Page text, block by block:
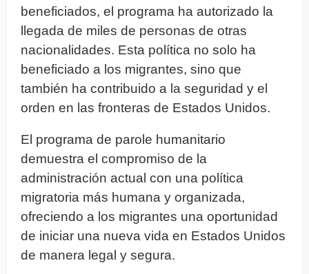
beneficiados, el programa ha autorizado la
llegada de miles de personas de otras
nacionalidades. Esta política no solo ha
beneficiado a los migrantes, sino que
también ha contribuido a la seguridad y el
orden en las fronteras de Estados Unidos.
El programa de parole humanitario
demuestra el compromiso de la
administración actual con una política
migratoria más humana y organizada,
ofreciendo a los migrantes una oportunidad
de iniciar una nueva vida en Estados Unidos
de manera legal y segura.